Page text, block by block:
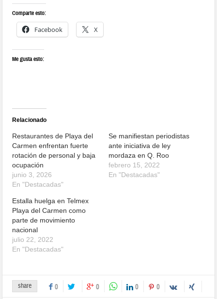
Comparte esto:
Facebook X
Me gusta esto:
Relacionado
Restaurantes de Playa del
Carmen enfrentan fuerte
rotación de personal y baja
ocupación
junio 3, 2026
En "Destacadas"
Se manifiestan periodistas
ante iniciativa de ley
mordaza en Q. Roo
febrero 15, 2022
En "Destacadas"
Estalla huelga en Telmex
Playa del Carmen como
parte de movimiento
nacional
julio 22, 2022
En "Destacadas"
share 0 0 0 0